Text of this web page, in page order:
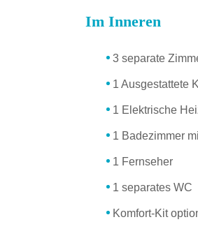
Im Inneren
3 separate
1 Ausgestattete
1 Elektrische
1 Badezimmer
1 Fernseher
1 separates WC
Komfort-Kit